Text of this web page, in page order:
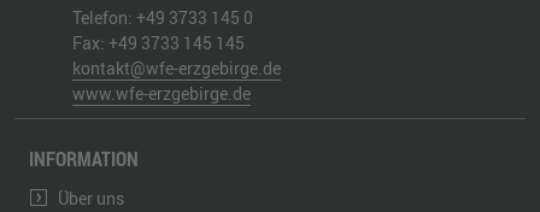
Telefon: +49 3733 145 0
Fax: +49 3733 145 145
kontakt@wfe-erzgebirge.de
www.wfe-erzgebirge.de
INFORMATION
Über uns